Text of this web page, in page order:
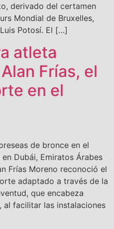
derivado del certamen
Mondial de Bruxelles,
Potosí. El […]
atleta
Frías, el
en el
de bronce en el
Dubái, Emiratos Árabes
Frías Moreno reconoció el
adaptado a través de la
que encabeza
al facilitar las instalaciones